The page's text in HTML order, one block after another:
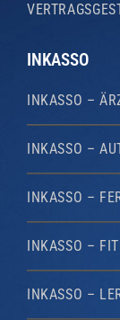
INKASSO
INKASSO –
INKASSO –
INKASSO –
INKASSO –
INKASSO –